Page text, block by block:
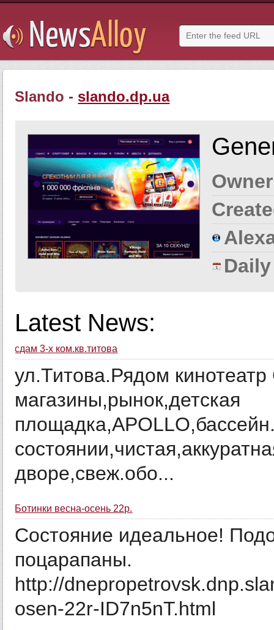
Slando - slando.dp.ua
Latest News:
сдам 3-х ком.кв.титова
ул.Титова.Рядом
магазины,рынок,детская
дворе,свеж.обо...
Ботинки весна-осень 22р.
Состояние идеальное!
поцарапаны.
http://
osen-22r-ID7n5nT.html